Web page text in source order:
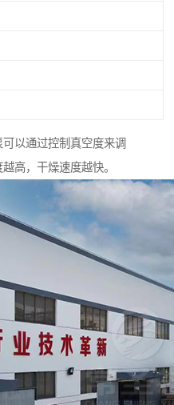
以通过控制真空度来调
高，干燥速度越快。